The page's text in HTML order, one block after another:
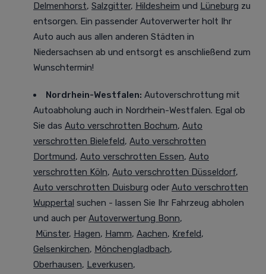
Delmenhorst, Salzgitter, Hildesheim und Lüneburg zu
entsorgen. Ein passender Autoverwerter holt Ihr
Auto auch aus allen anderen Städten in
Niedersachsen ab und entsorgt es anschließend zum
Wunschtermin!
Nordrhein-Westfalen: Autoverschrottung mit
Autoabholung auch in Nordrhein-Westfalen. Egal ob
Sie das Auto verschrotten Bochum, Auto
verschrotten Bielefeld, Auto verschrotten
Dortmund, Auto verschrotten Essen, Auto
verschrotten Köln, Auto verschrotten Düsseldorf,
Auto verschrotten Duisburg oder Auto verschrotten
Wuppertal suchen - lassen Sie Ihr Fahrzeug abholen
und auch per Autoverwertung Bonn,
Münster, Hagen, Hamm, Aachen, Krefeld,
Gelsenkirchen, Mönchengladbach,
Oberhausen, Leverkusen,